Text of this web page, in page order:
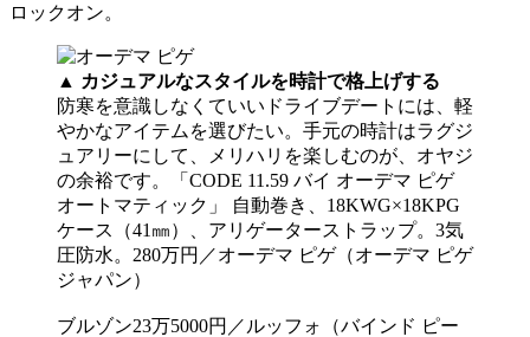
ロックオン。
▲ カジュアルなスタイルを時計で格上げする
防寒を意識しなくていいドライブデートには、軽
やかなアイテムを選びたい。手元の時計はラグジ
ュアリーにして、メリハリを楽しむのが、オヤジ
の余裕です。「CODE 11.59 バイ オーデマ ピゲ
オートマティック」 自動巻き、18KWG×18KPG
ケース（41㎜）、アリゲーターストラップ。3気
圧防水。280万円／オーデマ ピゲ（オーデマ ピゲ
ジャパン）
ブルゾン23万5000円／ルッフォ（バインド ピー